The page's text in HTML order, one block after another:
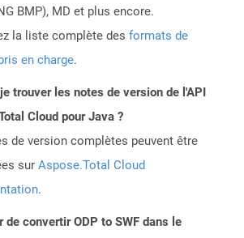
BMP), MD et plus encore.
la liste complète des formats de
en charge.
trouver les notes de version de l'API
Cloud pour Java ?
de version complètes peuvent être
sur Aspose.Total Cloud
.
de convertir ODP to SWF dans le